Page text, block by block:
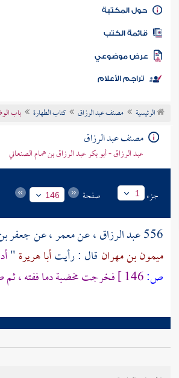
كتاب الأمة
المكتبة
الكتب
موضوعي
تراجم الأعلام
الرئيسية مصنف عبد الرزاق كتاب الطهارة باب
مصنف عبد الرزاق
عبد الرزاق - أبو بكر عبد الرزاق بن همام الصنعاني
جزء 1 صفحة 146
556عبد الرزاق، عنمعمر، عنجعفر
ميمون بن مهران قال : رأيتأبا هريرة"
ص:
فخرجت مخضبة دما ففته ، ثم